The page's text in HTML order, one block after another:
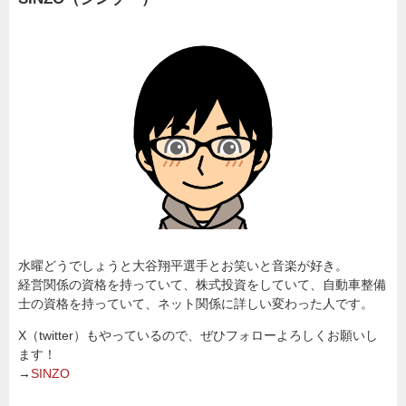
水曜どうでしょうと大谷翔平選手とお笑いと音楽が好き。
経営関係の資格を持っていて、株式投資をしていて、自動車整備
士の資格を持っていて、ネット関係に詳しい変わった人です。
X（twitter）もやっているので、ぜひフォローよろしくお願いし
ます！
→SINZO